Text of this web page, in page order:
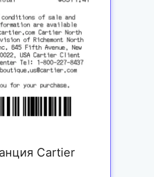
Cartier